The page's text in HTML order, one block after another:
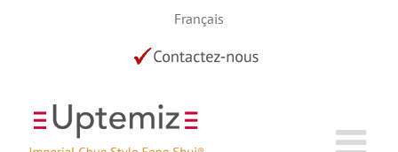
Français